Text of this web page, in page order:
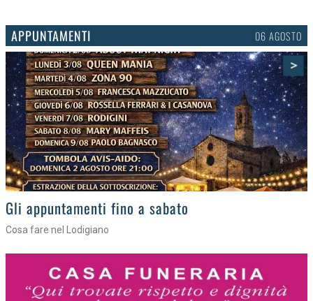
APPUNTAMENTI 03 AGOSTO
>
Gli eventi della settimana
Tra torte, cinema e musica live